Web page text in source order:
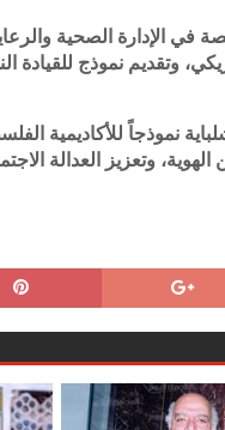
الإدارة الصحية
وتقديم نموذج للقيادة
نموذجاً للأكاديمية
وتعزيز العدالة